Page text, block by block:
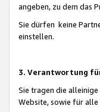
angeben, zu dem das
Sie dürfen keine
einstellen.
3. Verantwortung
Sie tragen die
Website, sowie für